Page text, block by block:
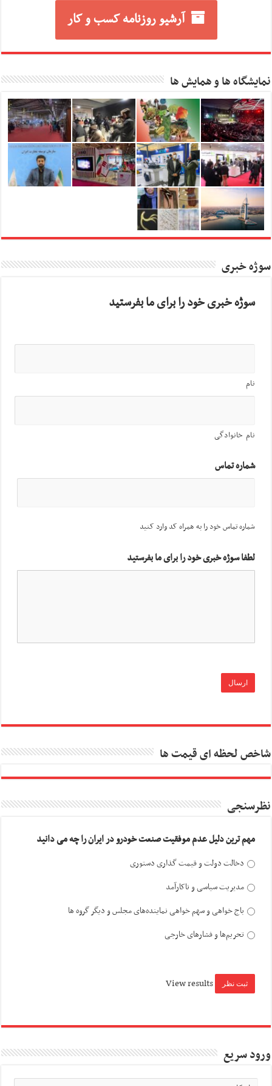
آرشیو روزنامه کسب و کار
نمایشگاه ها و همایش ها
سوژه خبری
سوژه خبری خود را برای ما بفرستید
نام
نام خانوادگی
شماره تماس
شماره تماس خود را به همراه کد وارد کنید
لطفا سوژه خبری خود را برای ما بفرستید
شاخص لحظه ای قیمت ها
نظرسنجی
مهم ترین دلیل عدم موفقیت صنعت خودرو در ایران را چه می دانید
دخالت دولت و قیمت گذاری دستوری
مدیریت سیاسی و ناکارآمد
باج خواهی و سهم خواهی نماینده‌های مجلس و دیگر گروه ها
تحریم‌ها و فشارهای خارجی
View results
ورود سریع